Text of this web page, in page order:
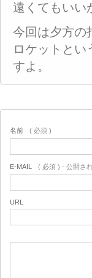
遠くてもいい
今回は夕方の
ロケットとい
すよ。
名前 ( 必須 )
E-MAIL ( 必須 ) - 公開さ
URL